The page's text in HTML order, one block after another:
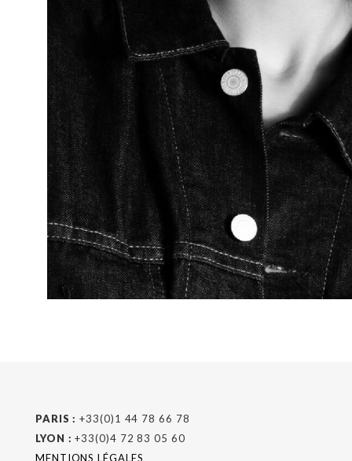
PARIS : +33(0)1 44 78 66 78
LYON : +33(0)4 72 83 05 60
MENTIONS LÉGALES